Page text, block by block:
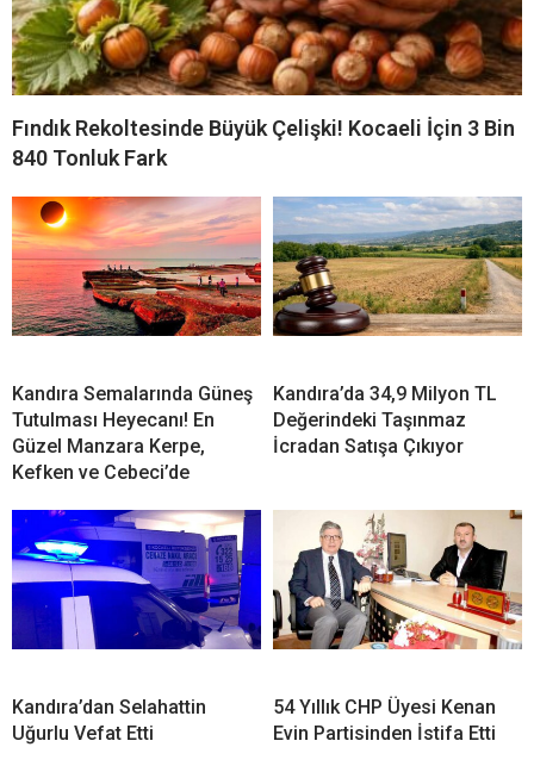
Fındık Rekoltesinde Büyük Çelişki! Kocaeli İçin 3 Bin
840 Tonluk Fark
Kandıra Semalarında Güneş
Tutulması Heyecanı! En
Güzel Manzara Kerpe,
Kefken ve Cebeci’de
Kandıra’da 34,9 Milyon TL
Değerindeki Taşınmaz
İcradan Satışa Çıkıyor
Kandıra’dan Selahattin
Uğurlu Vefat Etti
54 Yıllık CHP Üyesi Kenan
Evin Partisinden İstifa Etti